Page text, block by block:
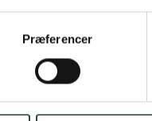
Præferencer